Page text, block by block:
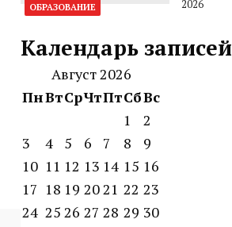
ОБРАЗОВАНИЕ 2026
Календарь записей
Август 2026
ПнВтСрЧтПтСбВс
1
2
3
4 5 6 7 8
9
10 11 12 13 14 15 16
17 18 19 2021 22 23
24 25 26 27 28 29 30